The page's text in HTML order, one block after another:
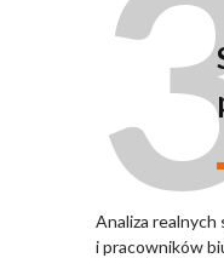
Analiza realnych
i pracowników